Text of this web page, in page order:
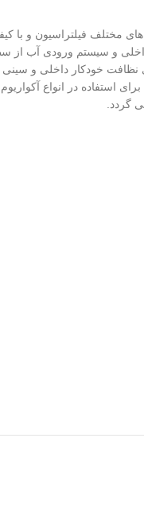
های مختلف فیلتراسیون و
داخلی و سیستم ورودی آب
نظافت خودکار داخلی و
گردد.